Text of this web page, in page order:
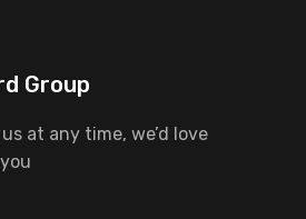
Group
at any time, we’d love